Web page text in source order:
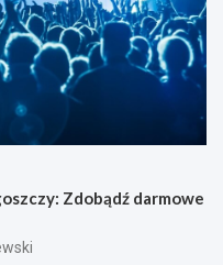
Zdobądź darmowe